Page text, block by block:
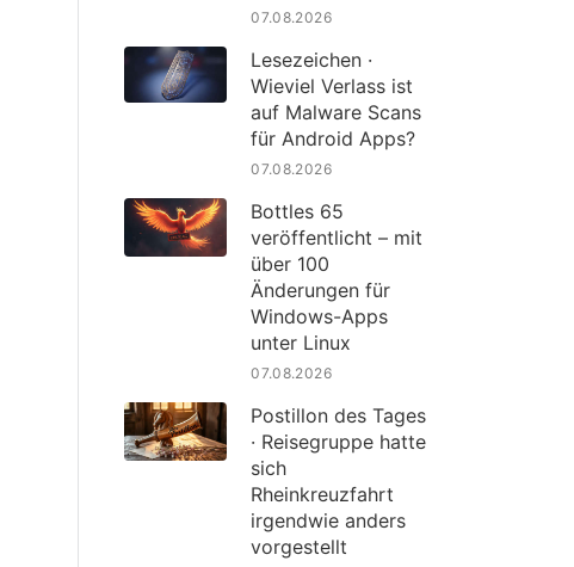
07.08.2026
Lesezeichen ·
Wieviel Verlass ist
auf Malware Scans
für Android Apps?
07.08.2026
Bottles 65
veröffentlicht – mit
über 100
Änderungen für
Windows-Apps
unter Linux
07.08.2026
Postillon des Tages
· Reisegruppe hatte
sich
Rheinkreuzfahrt
irgendwie anders
vorgestellt